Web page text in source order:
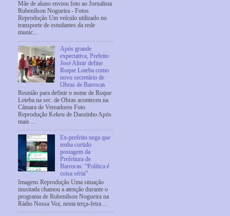
Mãe de aluno enviou foto ao Jornalista
Rubenilson Nogueira - Fotos
Reprodução Um veículo utilizado no
transporte de estudantes da rede
munic...
Após grande
expectativa, Prefeito
José Almir define
Roque Loteba como
novo secretário de
Obras de Barrocas
Reunião para definir o nome de Roque
Loteba na sec. de Obras aconteceu na
Câmara de Vereadores Foto
Reprodução Kekeu de Daozinho Após
mais ...
Ex-prefeito nega que
tenha curtido
postagem da
Prefeitura de
Barrocas: “Política é
coisa séria”
Imagens Reprodução Uma situação
inusitada chamou a atenção durante o
programa de Rubenilson Nogueira na
Rádio Nossa Voz, nesta terça-feira ...